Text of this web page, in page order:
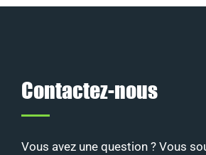
Contactez-nous
Vous avez une question ? Vous